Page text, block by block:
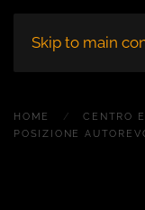
Skip to main
HOME CENTRO
POSIZIONE